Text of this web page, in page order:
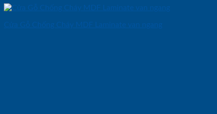
Cửa Gỗ Chống Cháy MDF Laminate van ngang